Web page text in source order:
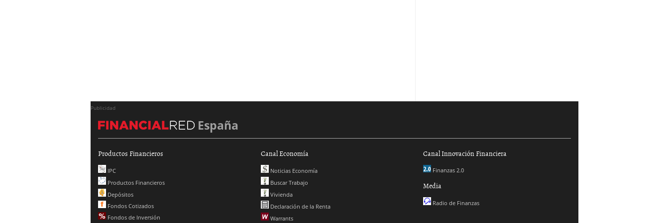
Publicidad
España
Productos Financieros
IPC
Productos Financieros
Depósitos
Fondos Cotizados
Fondos de Inversión
Canal Economía
Noticias Economía
Buscar Trabajo
Vivienda
Declaración de la Renta
Warrants
Canal Innovación Financiera
Finanzas 2.0
Media
Radio de Finanzas